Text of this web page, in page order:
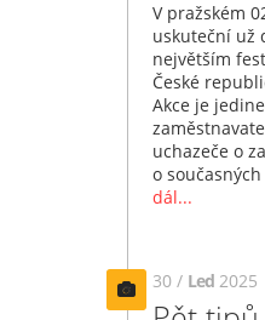
V pražském
uskuteční už
největším
České
Akce je
uchazeče o
o
dál...
30 / Led 2025